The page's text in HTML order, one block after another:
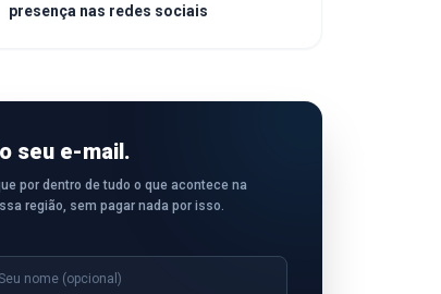
presença nas redes sociais
seu e-mail.
por dentro de tudo o que acontece na
região, sem pagar nada por isso.